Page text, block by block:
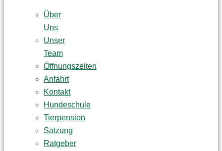
Über
Uns
Unser
Team
Öffnungszeiten
Anfahrt
Kontakt
Hundeschule
Tierpension
Satzung
Ratgeber